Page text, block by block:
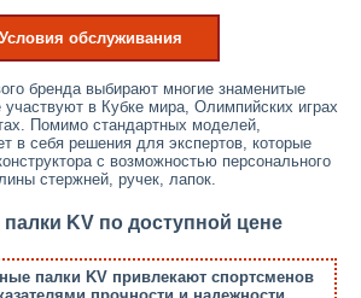
Условия обслуживания
бренда выбирают многие знаменитые
в Кубке мира, Олимпийских играх
Помимо стандартных моделей,
в себя решения для экспертов, которые
с возможностью персонального
стержней, ручек, лапок.
KV по доступной цене
палки KV привлекают спортсменов